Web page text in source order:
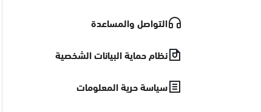
التواصل والمساعدة
نظام حماية البيانات الشخصية
سياسة حرية المعلومات